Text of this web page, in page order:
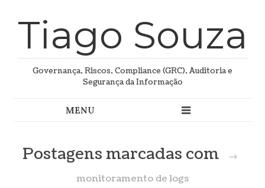
Tiago Souza
Governança, Riscos, Compliance (GRC), Auditoria e
Segurança da Informação
Postagens marcadas com
→
monitoramento de logs